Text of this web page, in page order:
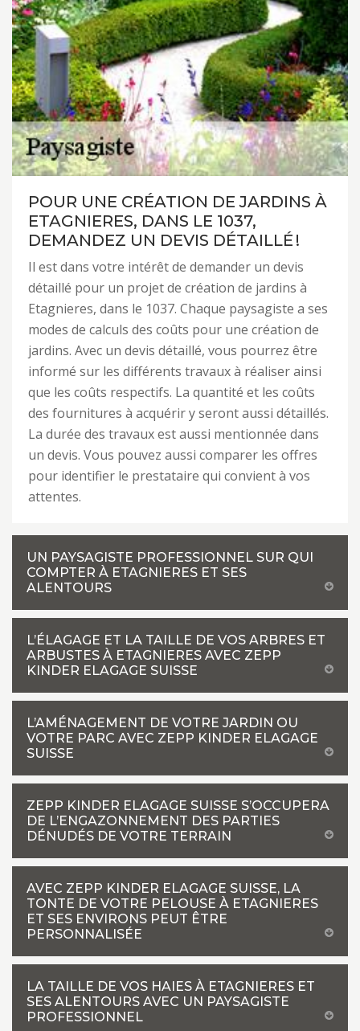
POUR UNE CRÉATION DE JARDINS À
ETAGNIERES, DANS LE 1037,
DEMANDEZ UN DEVIS DÉTAILLÉ !
Il est dans votre intérêt de demander un devis
détaillé pour un projet de création de jardins à
Etagnieres, dans le 1037. Chaque paysagiste a ses
modes de calculs des coûts pour une création de
jardins. Avec un devis détaillé, vous pourrez être
informé sur les différents travaux à réaliser ainsi
que les coûts respectifs. La quantité et les coûts
des fournitures à acquérir y seront aussi détaillés.
La durée des travaux est aussi mentionnée dans
un devis. Vous pouvez aussi comparer les offres
pour identifier le prestataire qui convient à vos
attentes.
UN PAYSAGISTE PROFESSIONNEL SUR QUI
COMPTER À ETAGNIERES ET SES
ALENTOURS
L’ÉLAGAGE ET LA TAILLE DE VOS ARBRES ET
ARBUSTES À ETAGNIERES AVEC ZEPP
KINDER ELAGAGE SUISSE
L’AMÉNAGEMENT DE VOTRE JARDIN OU
VOTRE PARC AVEC ZEPP KINDER ELAGAGE
SUISSE
ZEPP KINDER ELAGAGE SUISSE S’OCCUPERA
DE L’ENGAZONNEMENT DES PARTIES
DÉNUDÉS DE VOTRE TERRAIN
AVEC ZEPP KINDER ELAGAGE SUISSE, LA
TONTE DE VOTRE PELOUSE À ETAGNIERES
ET SES ENVIRONS PEUT ÊTRE
PERSONNALISÉE
LA TAILLE DE VOS HAIES À ETAGNIERES ET
SES ALENTOURS AVEC UN PAYSAGISTE
PROFESSIONNEL